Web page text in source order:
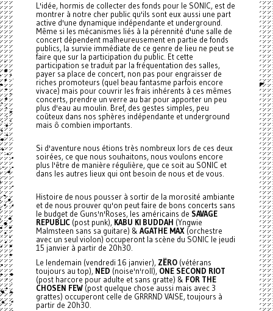
L'idée, hormis de collecter des fonds pour le SONIC, est de
montrer à notre cher public qu'ils sont eux aussi une part
active d'une dynamique indépendante et underground.
Même si les mécanismes liés à la pérennité d'une salle de
concert dépendent malheureusement en partie de fonds
publics, la survie immédiate de ce genre de lieu ne peut se
faire que sur la participation du public. Et cette
participation se traduit par la fréquentation des salles,
payer sa place de concert, non pas pour engraisser de
riches promoteurs (quel beau fantasme parfois encore
vivace) mais pour couvrir les frais inhérents à ces mêmes
concerts, prendre un verre au bar pour apporter un peu
plus d'eau au moulin. Bref, des gestes simples, peu
coûteux dans nos sphères indépendante et underground
mais ô combien importants.
Si d'aventure nous étions très nombreux lors de ces deux
soirées, ce que nous souhaitons, nous voulons encore
plus l'être de manière régulière, que ce soit au SONIC et
dans les autres lieux qui ont besoin de nous et de vous.
Histoire de nous pousser à sortir de la morosité ambiante
et de nous prouver qu'on peut faire de bons concerts sans
le budget de Guns'n'Roses, les américains de SAVAGE
REPUBLIC(post punk), KABU KI BUDDAH (Yngwie
Malmsteen sans sa guitare) & AGATHE MAX (orchestre
avec un seul violon) occuperont la scène du SONIC le jeudi
15 janvier à partir de 20h30.
Le lendemain (vendredi 16 janvier), ZËRO(vétérans
toujours au top), NED (noise'n'roll),ONE SECOND RIOT
(post harcore pour adulte et sans gratte) & FOR THE
CHOSEN FEW(post quelque chose aussi mais avec 3
grattes) occuperont celle de GRRRND VAISE, toujours à
partir de 20h30.